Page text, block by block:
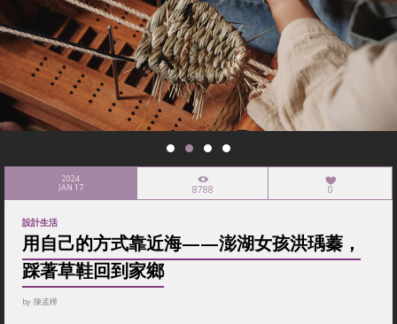
認識我們
2024
JAN 17 8788 0
設計生活
用自己的方式靠近海——澎湖女孩洪瑀蓁，
踩著草鞋回到家鄉
by 陳孟樺